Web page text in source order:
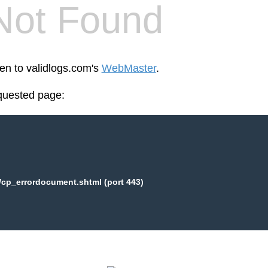
Found
to validlogs.com's WebMaster.
page:
(port 443)